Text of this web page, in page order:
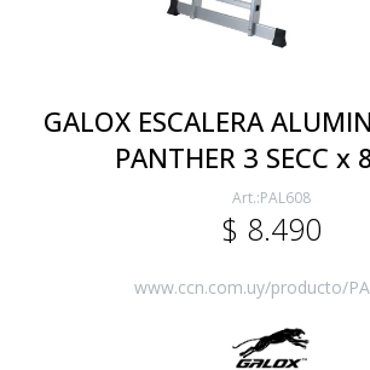
GALOX ESCALERA
PANTHER 3 SECC x
PAL608
$ 8.490
www.ccn.com.uy/producto/
Ferretería
Herramientas Eléctrica y Batería
Herramientas Manuales